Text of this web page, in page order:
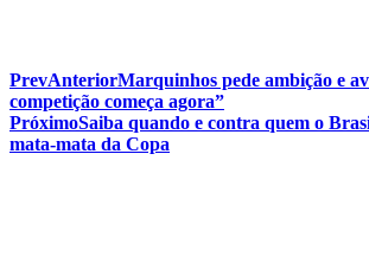
PrevAnteriorMarquinhos pede ambição e
competição começa agora”
PróximoSaiba quando e contra quem o
mata-mata da Copa